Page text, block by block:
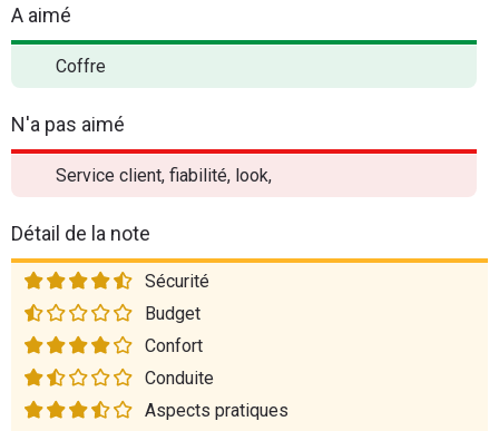
A aimé
Coffre
N'a pas aimé
Service client, fiabilité, look,
Détail de la note
Sécurité
Budget
Confort
Conduite
Aspects pratiques